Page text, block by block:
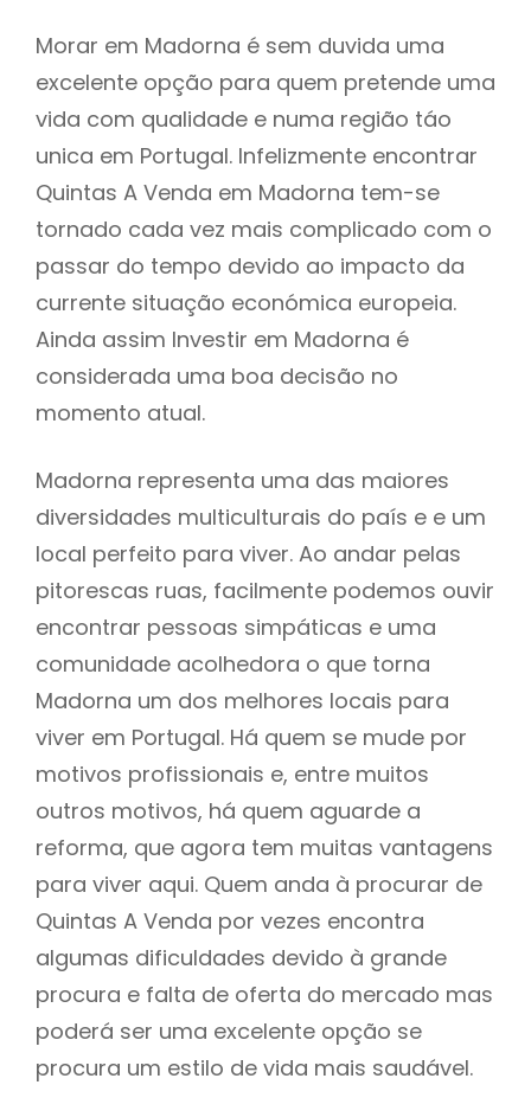
Morar em Madorna é sem duvida uma
excelente opção para quem pretende uma
vida com qualidade e numa região táo
unica em Portugal. Infelizmente encontrar
Quintas A Venda em Madorna tem-se
tornado cada vez mais complicado com o
passar do tempo devido ao impacto da
currente situação económica europeia.
Ainda assim Investir em Madorna é
considerada uma boa decisão no
momento atual.
Madorna representa uma das maiores
diversidades multiculturais do país e e um
local perfeito para viver. Ao andar pelas
pitorescas ruas, facilmente podemos ouvir
encontrar pessoas simpáticas e uma
comunidade acolhedora o que torna
Madorna um dos melhores locais para
viver em Portugal. Há quem se mude por
motivos profissionais e, entre muitos
outros motivos, há quem aguarde a
reforma, que agora tem muitas vantagens
para viver aqui. Quem anda à procurar de
Quintas A Venda por vezes encontra
algumas dificuldades devido à grande
procura e falta de oferta do mercado mas
poderá ser uma excelente opção se
procura um estilo de vida mais saudável.